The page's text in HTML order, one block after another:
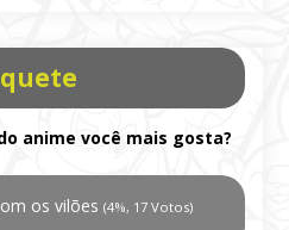
anime você mais gosta?
os vilões (4%, 17 Votos)